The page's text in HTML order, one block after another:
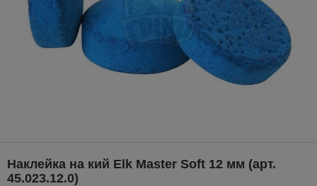
Наклейка на кий Elk Master Soft 12 мм (арт.
45.023.12.0)